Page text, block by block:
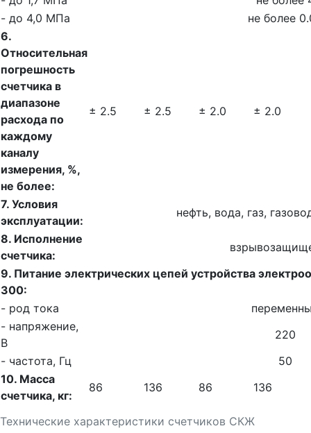
Технические характеристики счетчиков СКЖ
- до 4,0 МПа
не более
6.
Относительная
погрешность
счетчика в
диапазоне
расхода по
каждому
каналу
измерения, %,
не более:
± 2.5 ± 2.5 ± 2.0 ± 2.0
7. Условия
эксплуатации:
нефть, вода, газ,
8. Исполнение
счетчика:
9. Питание электрических цепей устройства
300:
- род тока
- напряжение,
В
220
- частота, Гц
50
10. Масса
счетчика, кг:
86 136 86 136